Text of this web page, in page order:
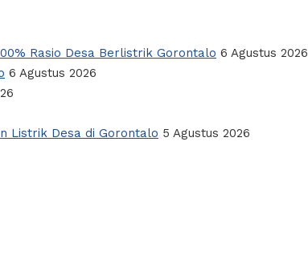
Rasio Desa Berlistrik Gorontalo 6 Agustus 2026
6 Agustus 2026
Listrik Desa di Gorontalo 5 Agustus 2026